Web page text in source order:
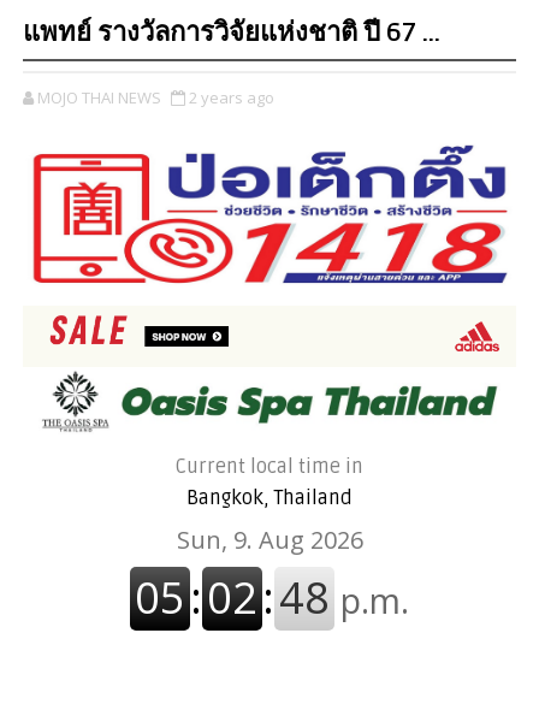
แพทย์ รางวัลการวิจัยแห่งชาติ ปี 67 ...
MOJO THAI NEWS 2 years ago
Current local time in
Bangkok, Thailand